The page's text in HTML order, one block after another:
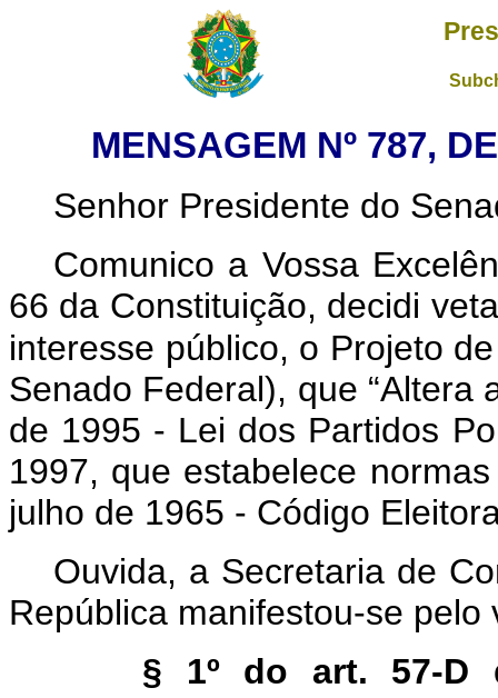
MENSAGEM Nº 787,
Senhor Presidente do
Comunico a Vossa
66 da Constituição, decidi
interesse público, o Projeto
Senado Federal), que “Altera
de 1995 - Lei dos Partidos
1997, que estabelece
julho de 1965 - Código
Ouvida, a Secretaria de
República manifestou-se
§ 1º do art. 57-D